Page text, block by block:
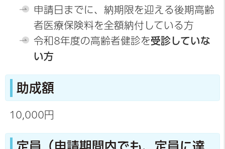
申請日までに、納期限を迎える後期高齢
者医療保険料を全額納付している方
令和8年度の高齢者健診を受診していな
い方
助成額
10,000円
定員（申請期間内でも、定員に達